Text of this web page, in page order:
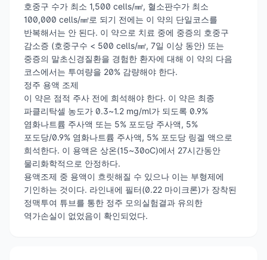
호중구 수가 최소 1,500 cells/㎣, 혈소판수가 최소
100,000 cells/㎣로 되기 전에는 이 약의 단일코스를
반복해서는 안 된다. 이 약으로 치료 중에 중증의 호중구
감소증 (호중구수 < 500 cells/㎣, 7일 이상 동안) 또는
중증의 말초신경질환을 경험한 환자에 대해 이 약의 다음
코스에서는 투여량을 20% 감량해야 한다.
정주 용액 조제
이 약은 점적 주사 전에 희석해야 한다. 이 약은 최종
파클리탁셀 농도가 0.3~1.2 mg/ml가 되도록 0.9%
염화나트륨 주사액 또는 5% 포도당 주사액, 5%
포도당/0.9% 염화나트륨 주사액, 5% 포도당 링겔 액으로
희석한다. 이 용액은 상온(15~30oC)에서 27시간동안
물리화학적으로 안정하다.
용액조제 중 용액이 흐릿해질 수 있으나 이는 부형제에
기인하는 것이다. 라인내에 필터(0.22 마이크론)가 장착된
정맥투여 튜브를 통한 정주 모의실험결과 유의한
역가손실이 없었음이 확인되었다.